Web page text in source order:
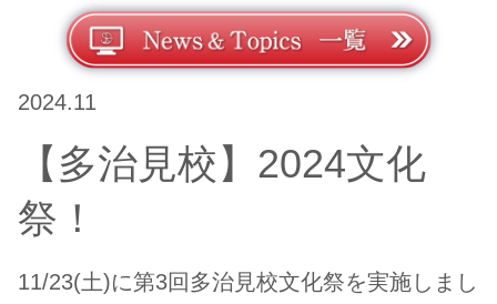
2024.11
【多治見校】2024文化
祭！
11/23(土)に第3回多治見校文化祭を実施しまし